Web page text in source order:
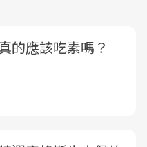
的應該吃素嗎？